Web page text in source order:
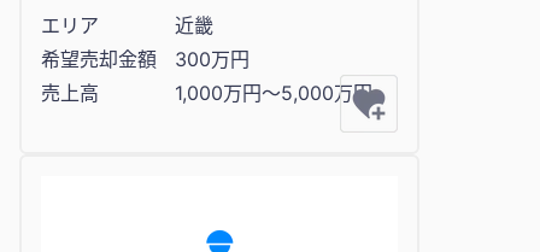
エリア
近畿
希望売却金額
300万円
売上高
1,000万円〜5,000万円